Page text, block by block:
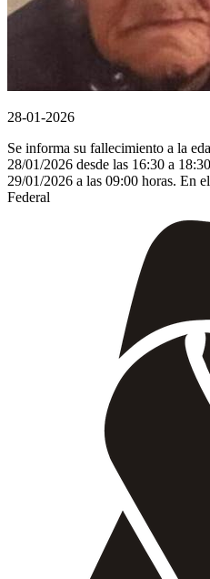
28-01-2026
Se informa su fallecimiento a la
28/01/2026 desde las 16:30 a
29/01/2026 a las 09:00 horas. En
Federal